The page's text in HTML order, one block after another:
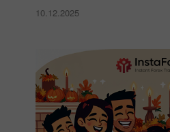
10.12.2025